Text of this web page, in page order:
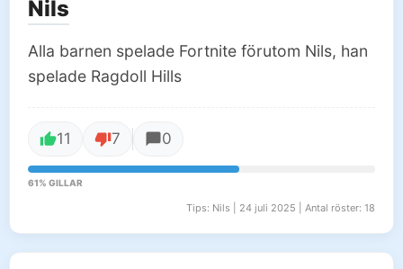
Nils
Alla barnen spelade Fortnite förutom Nils, han
spelade Ragdoll Hills
11 7 0
61% GILLAR
Tips: Nils | 24 juli 2025 | Antal röster: 18